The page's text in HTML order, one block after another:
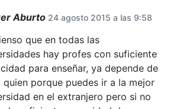
Aburto 24 agosto 2015 a las 9:58
que en todas las
hay profes con suficiente
para enseñar, ya depende de
quien porque puedes ir a la mejor
en el extranjero pero si no